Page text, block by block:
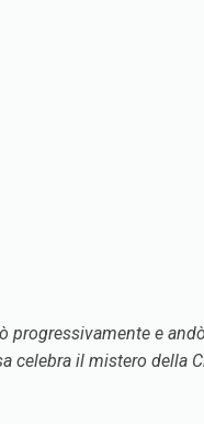
progressivamente e
celebra il mistero della